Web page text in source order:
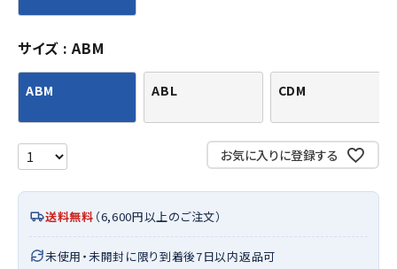
サイズ ABM
ABM ABL CDM
お気に入りに登録する
送料無料 （6,600円以上のご注文）
未使用・未開封に限り到着後7日以内返品可